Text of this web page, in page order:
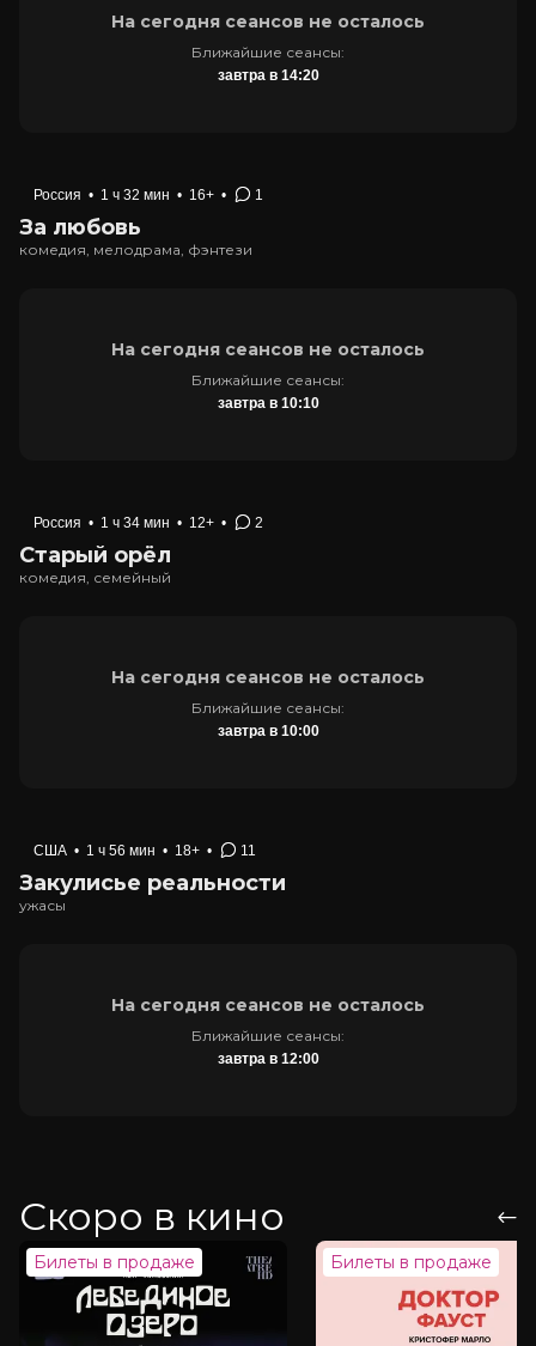
На сегодня сеансов не осталось
Ближайшие сеансы:
завтра в 14:20
Россия • 1 ч 32 мин • 16+ • 1
За любовь
комедия, мелодрама, фэнтези
На сегодня сеансов не осталось
Ближайшие сеансы:
завтра в 10:10
Россия • 1 ч 34 мин • 12+ • 2
Старый орёл
комедия, семейный
На сегодня сеансов не осталось
Ближайшие сеансы:
завтра в 10:00
США • 1 ч 56 мин • 18+ • 11
Закулисье реальности
ужасы
На сегодня сеансов не осталось
Ближайшие сеансы:
завтра в 12:00
Скоро в кино
Билеты в продаже Билеты в продаже